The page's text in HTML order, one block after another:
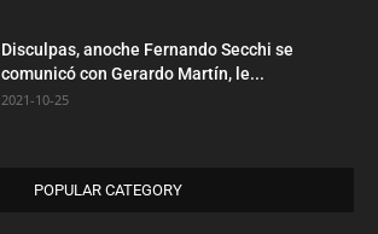
Disculpas, anoche Fernando Secchi se
comunicó con Gerardo Martín, le...
2021-10-25
POPULAR CATEGORY